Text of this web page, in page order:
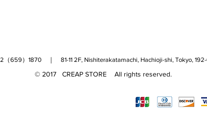
659）1870 ｜ 81-11 2F, Nishiterakatamachi, Hachioji-shi, Tokyo,
© 2017 CREAP STORE All rights reserved.